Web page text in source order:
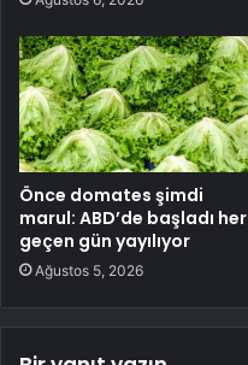
Önce domates şimdi
marul: ABD’de başladı her
geçen gün yayılıyor
Ağustos 5, 2026